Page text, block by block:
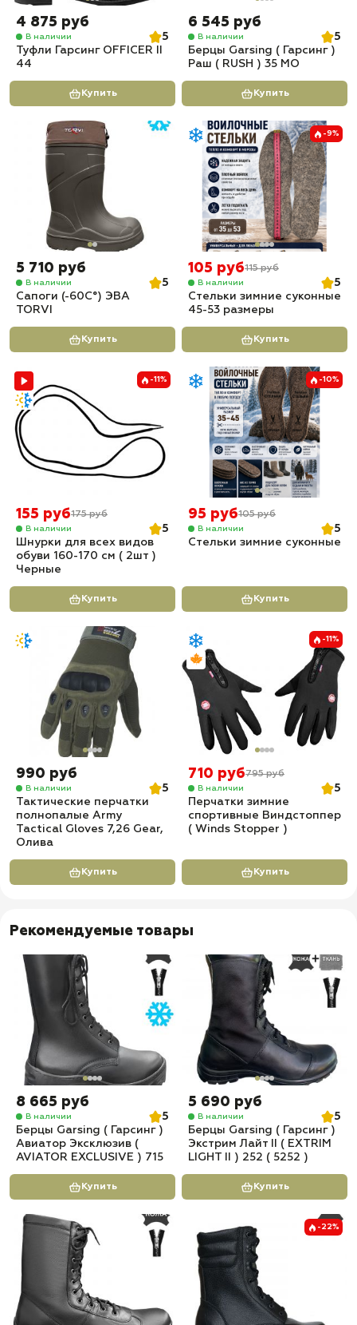
4 875 руб
В наличии
5
Туфли Гарсинг OFFICER II
44
Купить
6 545 руб
В наличии
5
Берцы Garsing ( Гарсинг )
Раш ( RUSH ) 35 МО
Купить
5 710 руб
В наличии
5
Сапоги (-60С°) ЭВА
TORVI
Купить
-9%
105 руб115 руб
В наличии
5
Стельки зимние суконные
45-53 размеры
Купить
-11%
155 руб175 руб
В наличии
5
Шнурки для всех видов
обуви 160-170 см ( 2шт )
Черные
Купить
-10%
95 руб105 руб
В наличии
5
Стельки зимние суконные
Купить
990 руб
В наличии
5
Тактические перчатки
полнопалые Army
Tactical Gloves 7,26 Gear,
Олива
Купить
-11%
710 руб795 руб
В наличии
5
Перчатки зимние
спортивные Виндстоппер
( Winds Stopper )
Купить
Рекомендуемые товары
8 665 руб
В наличии
5
Берцы Garsing ( Гарсинг )
Авиатор Эксклюзив (
AVIATOR EXCLUSIVE ) 715
Купить
5 690 руб
В наличии
5
Берцы Garsing ( Гарсинг )
Экстрим Лайт II ( EXTRIM
LIGHT II ) 252 ( 5252 )
Купить
-22%